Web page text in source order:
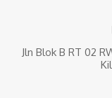
Jln Blok B RT 02